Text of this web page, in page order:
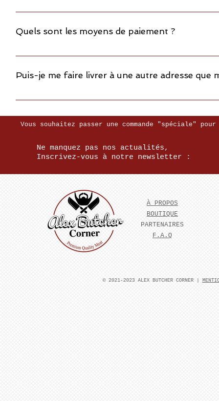
Tout dépend de votre appétit ! Les
200 grammes de viande par personne
Quels sont les moyens de paiement ?
Vous pouvez régler par carte bancaire
l'acceptation de votre commande.
Puis-je me faire livrer à une autre adresse que
Absolument. Vous pouvez vous faire
achat l'adresse et les différentes
Vous souhaitez passer une commande "spéciale"
Ne manquez pas nos actualités,
Inscrivez-vous à notre newsletter :
À PROPOS
BOUTIQUE
PARTENAIRES
F.A.Q
​© 2021-2023 ALEX BUTCHER CORNER |